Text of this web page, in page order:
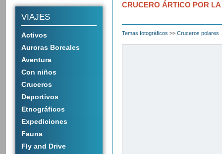
VIAJES
Activos
Auroras Boreales
Aventura
Con niños
Cruceros
Deportivos
Etnográficos
Expediciones
Fauna
Fly and Drive
CRUCERO ÁRTICO POR
Temas fotográficos >> Cruceros polares